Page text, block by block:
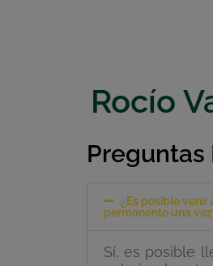
Rocío
Preguntas
¿Es posible venir
permanente una
Sí, es posible